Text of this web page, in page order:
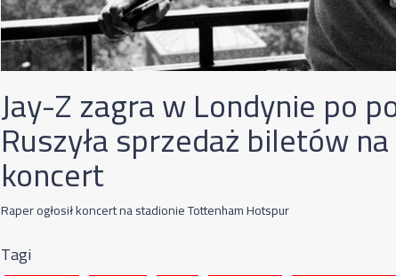
Jay-Z zagra w Londynie po
Ruszyła sprzedaż biletów
koncert
Raper ogłosił koncert na stadionie Tottenham Hotspur
Tagi